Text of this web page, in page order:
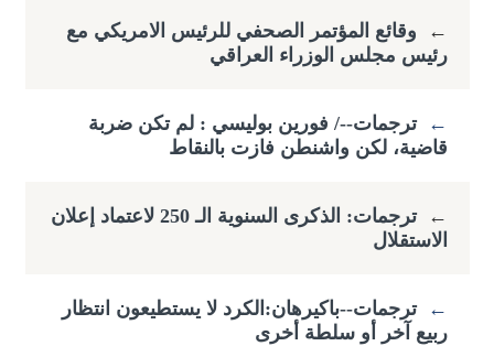
←
وقائع المؤتمر الصحفي للرئيس الامريكي مع
رئيس مجلس الوزراء العراقي
← ترجمات--/ فورين بوليسي : لم تكن ضربة
قاضية، لكن واشنطن فازت بالنقاط
←
ترجمات: الذكرى السنوية الـ 250 لاعتماد إعلان
الاستقلال
← ترجمات--باكيرهان:الكرد لا يستطيعون انتظار
ربيع آخر أو سلطة أخرى